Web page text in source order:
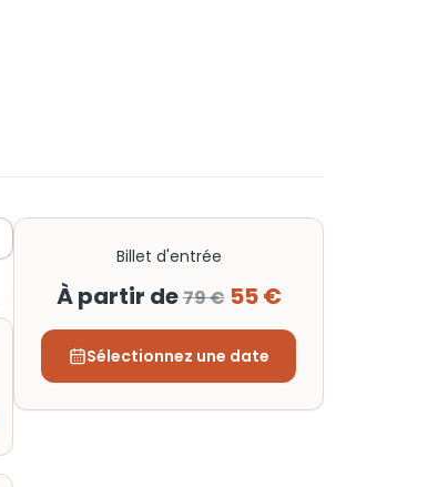
Billet d'entrée
À partir de79 € 55 €
Sélectionnez une date